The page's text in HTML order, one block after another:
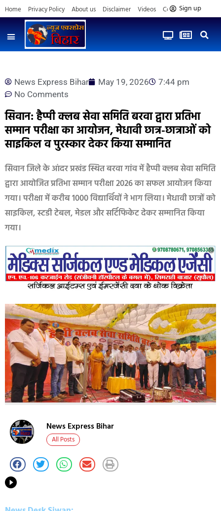
Home Privacy Policy About us Disclaimer Videos Contact us
Sign up
News Express Bihar May 19, 2026
7:44 pm
No Comments
सिवान: हैप्पी क्लब सेवा समिति बरवा द्वारा प्रतिभा
सम्मान परीक्षा का आयोजन, मेधावी छात्र-छात्राओं को
साइकिल व पुरस्कार देकर किया सम्मानित
सिवान जिले के आंदर प्रखंड स्थित बरवा गांव में हैप्पी क्लब सेवा समिति
द्वारा आयोजित प्रतिभा सम्मान परीक्षा 2026 का सफल आयोजन किया
गया। परीक्षा में करीब 1000 विद्यार्थियों ने भाग लिया। मेधावी छात्रों को
साइकिल, स्टडी टेबल, मेडल और सर्टिफिकेट देकर सम्मानित किया
गया।
News Express Bihar
All Posts